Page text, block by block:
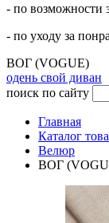
- по возможности
- по уходу за
ВОГ (VOGUE)
одень свой диван
поиск по сайту
Главная
Каталог
Велюр
ВОГ